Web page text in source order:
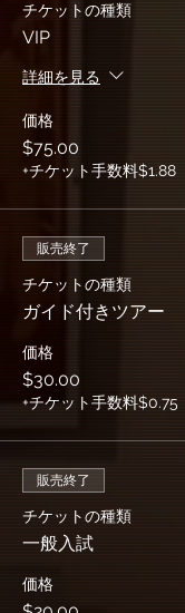
チケットの種類
VIP
詳細を見る
価格
$75.00
+チケット手数料$1.88
販売終了
チケットの種類
ガイド付きツアー
価格
$30.00
+チケット手数料$0.75
販売終了
チケットの種類
一般入試
価格